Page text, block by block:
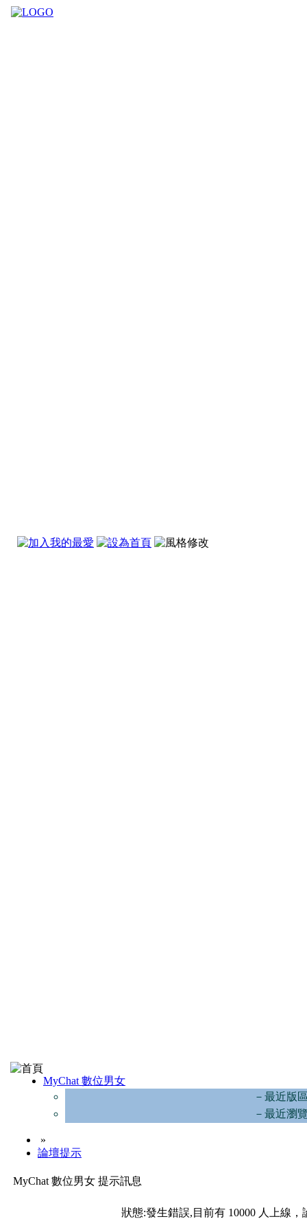
MyChat 數位男女
－最近版
－最近瀏
»
論壇提示
MyChat 數位男女 提示訊息
狀態:發生錯誤,目前有 10000 人上線